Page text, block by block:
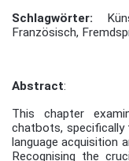
Schlagwörter:
Französisch,
Abstract:
This chapter
chatbots,
language acquisition
Recognising the